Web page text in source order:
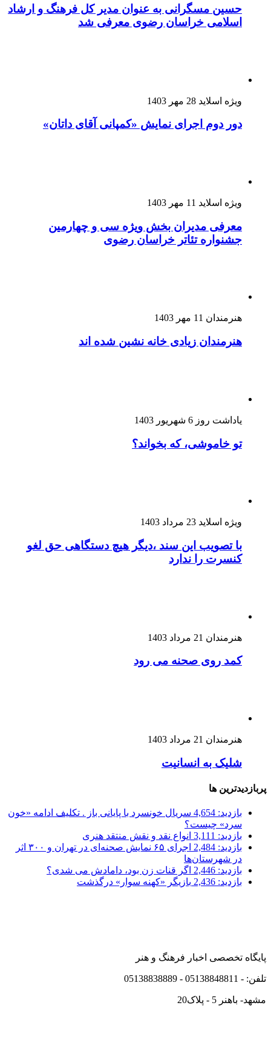
حسین مسگرانی به عنوان مدیر کل فرهنگ و ارشاد
اسلامی خراسان رضوی معرفی شد
ویژه اسلاید 28 مهر 1403
دور دوم اجرای نمایش «کمپانی آقای داتان»
ویژه اسلاید 11 مهر 1403
معرفی مدیران بخش ویژه سی و چهارمین
جشنواره تئاتر خراسان رضوی
هنرمندان 11 مهر 1403
هنرمندان زیادی خانه نشین شده اند
یاداشت روز 6 شهریور 1403
تو خاموشی، که بخواند؟
ویژه اسلاید 23 مرداد 1403
با تصویب این سند ،دیگر هیچ دستگاهی حق لغو
کنسرت را ندارد
هنرمندان 21 مرداد 1403
کمد روی صحنه می رود
هنرمندان 21 مرداد 1403
شلیک به انسانیت
پربازدیدترین ها
بازدید: 4,654
سریال خونسرد با پایانی باز . تکلیف ادامه «خون
سرد» چیست؟
بازدید: 3,111
انواع نقد و نقش منتقد هنری
بازدید: 2,484
اجرای ۶۵ نمایش صحنه‌ای در تهران و ۳۰۰ اثر
در شهرستان‌ها
بازدید: 2,446
اگر قنات زن بود، دامادش می شدی؟
بازدید: 2,436
بازیگر «کهنه سوار» درگذشت
پایگاه تخصصی اخبار فرهنگ و هنر
تلفن: - 05138848811 - 05138838889
مشهد- باهنر 5 - پلاک20